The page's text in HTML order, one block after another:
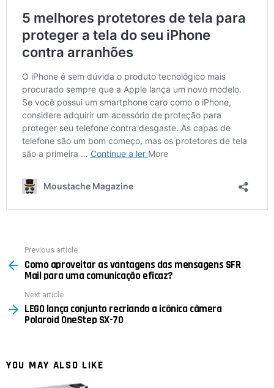
more
Previous article
Como aproveitar as vantagens das mensagens SFR
Mail para uma comunicação eficaz?
Next article
LEGO lança conjunto recriando a icônica câmera
Polaroid OneStep SX-70
YOU MAY ALSO LIKE